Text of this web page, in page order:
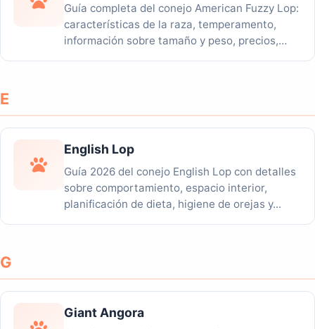
Guía completa del conejo American Fuzzy Lop:
características de la raza, temperamento,
información sobre tamaño y peso, precios,
E
English Lop
Guía 2026 del conejo English Lop con detalles
sobre comportamiento, espacio interior,
planificación de dieta, higiene de orejas y...
G
Giant Angora